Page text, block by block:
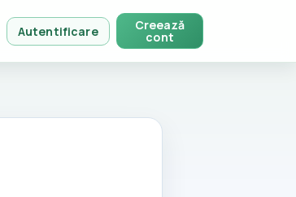
Autentificare Creează
cont